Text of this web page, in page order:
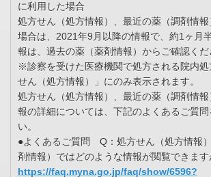
に利用した場合
処方せん（処方情報）、最近の薬（調剤情
場合は、2021年9月以降の情報で、約1ヶ月
報は、過去の薬（薬剤情報）からご確認くだ
※診察を受けた医療機関で処方される院内
せん（処方情報）」にのみ表示されます。
処方せん（処方情報）、最近の薬（調剤情
報の詳細については、下記のよくあるご質問
い。
●よくあるご質問 Q：処方せん（処方情報
剤情報）ではどのような情報が閲覧できます
https://faq.myna.go.jp/faq/show/6596?